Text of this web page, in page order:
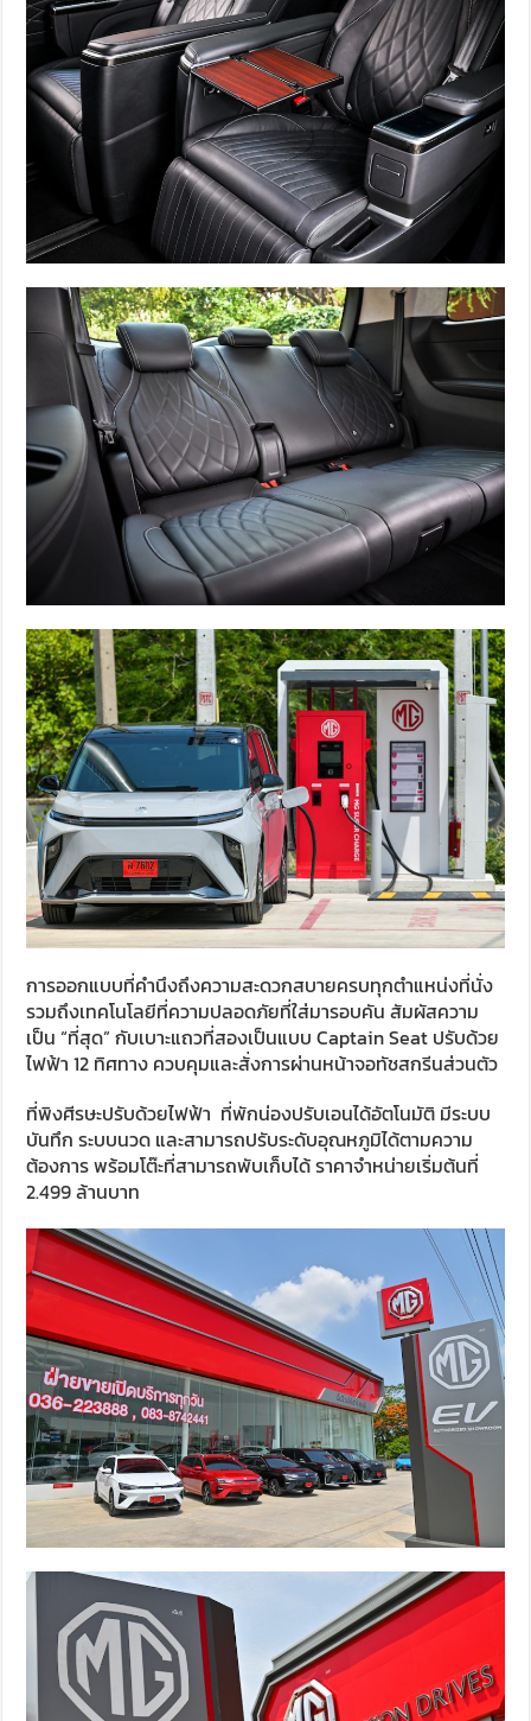
การออกแบบที่คำนึงถึงความสะดวกสบายครบทุกตำแหน่งที่นั่ง
รวมถึงเทคโนโลยีที่ความปลอดภัยที่ใส่มารอบคัน สัมผัสความ
เป็น “ที่สุด” กับเบาะแถวที่สองเป็นแบบ Captain Seat ปรับด้วย
ไฟฟ้า 12 ทิศทาง ควบคุมและสั่งการผ่านหน้าจอทัชสกรีนส่วนตัว
ที่พิงศีรษะปรับด้วยไฟฟ้า ที่พักน่องปรับเอนได้อัตโนมัติ มีระบบ
บันทึก ระบบนวด และสามารถปรับระดับอุณหภูมิได้ตามความ
ต้องการ พร้อมโต๊ะที่สามารถพับเก็บได้ ราคาจำหน่ายเริ่มต้นที่
2.499 ล้านบาท